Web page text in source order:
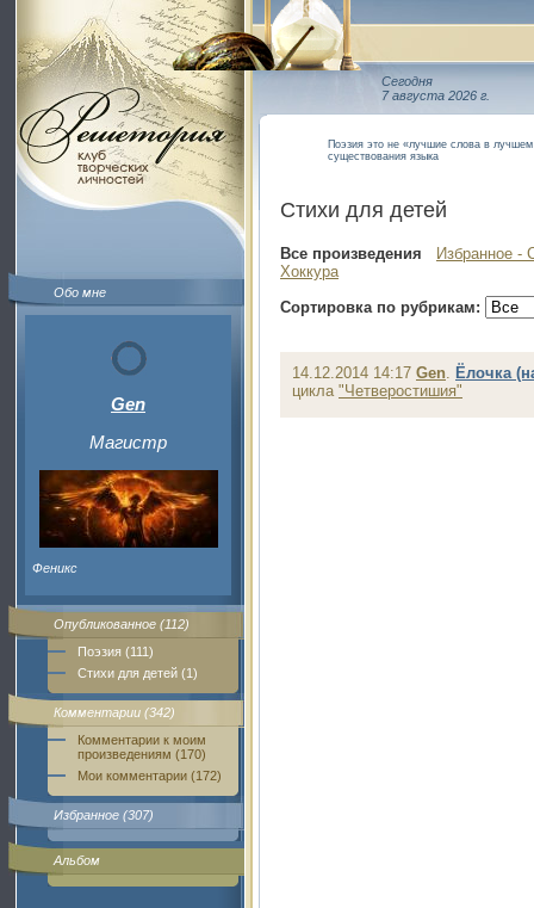
Обо мне
Gen
Магистр
Феникс
Опубликованное (112)
Поэзия (111)
Стихи для детей (1)
Комментарии (342)
Комментарии к моим
произведениям (170)
Мои комментарии (172)
Избранное (307)
Альбом
Сегодня
7 августа 2026 г.
Поэзия это не «лучшие слова в
существования языка
Стихи для детей
Все произведения
Избранное -
Хоккура
Сортировка по рубрикам:
14.12.2014 14:17 Gen. Ёлочка
цикла "Четверостишия"